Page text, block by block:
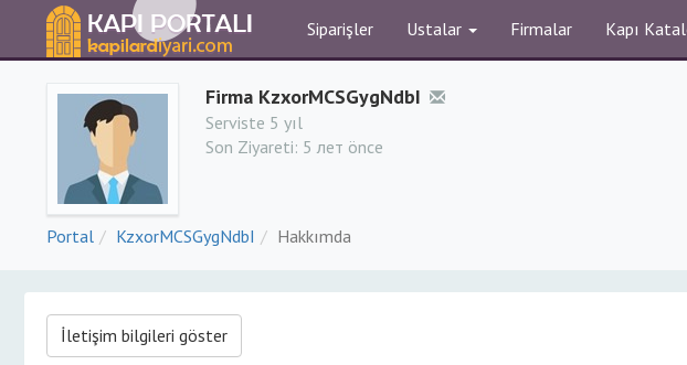
Siparişler Ustalar Firmalar Kapı
Firma KzxorMCSGygNdbI
Serviste 5 yıl
Son Ziyareti: 5 лет önce
Portal KzxorMCSGygNdbI Hakkımda
İletişim bilgileri göster